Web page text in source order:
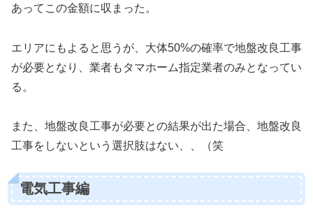
あってこの金額に収まった。
エリアにもよると思うが、大体50%の確率で地盤改良工事
が必要となり、業者もタマホーム指定業者のみとなってい
る。
また、地盤改良工事が必要との結果が出た場合、地盤改良
工事をしないという選択肢はない、、（笑
電気工事編